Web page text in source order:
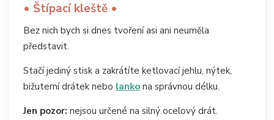
• Štípací kleště •
Bez nich bych si dnes tvoření asi ani neuměla
představit.
Stačí jediný stisk a zakrátíte ketlovací jehlu, nýtek,
bižuterní drátek nebo lanko na správnou délku.
Jen pozor: nejsou určené na silný ocelový drát.